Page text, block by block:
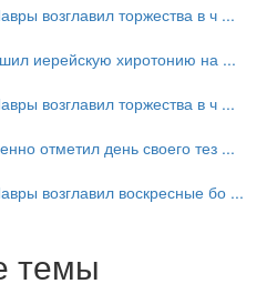
возглавил торжества в ч ...
иерейскую хиротонию на ...
возглавил торжества в ч ...
отметил день своего тез ...
возглавил воскресные бо ...
темы